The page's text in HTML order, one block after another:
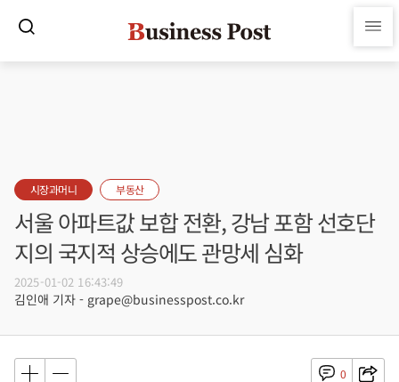
시장과머니 부동산
서울 아파트값 보합 전환, 강남 포함 선호단
지의 국지적 상승에도 관망세 심화
2025-01-02 16:43:49
김인애 기자 - grape@businesspost.co.kr
0